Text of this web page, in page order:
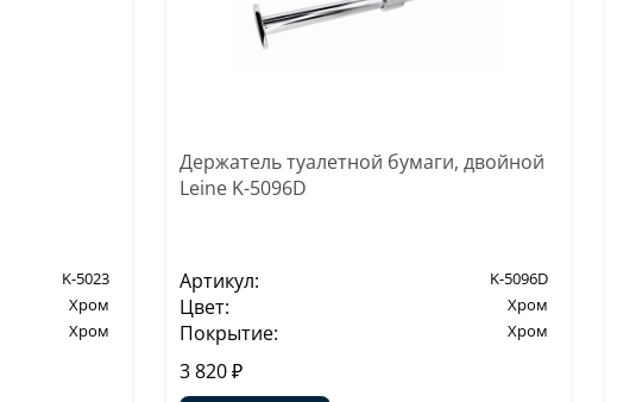
K-5023
Хром
Хром
Держатель туалетной бумаги, двойной
Leine K-5096D
Артикул: K-5096D
Цвет: Хром
Покрытие: Хром
3 820 ₽